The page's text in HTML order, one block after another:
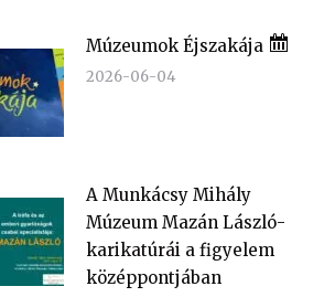
Múzeumok Éjszakája
2026-06-04
A Munkácsy Mihály
Múzeum Mazán László-
karikatúrái a figyelem
középpontjában